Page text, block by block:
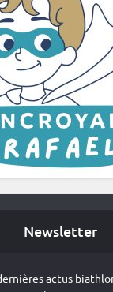
Newsletter
actus